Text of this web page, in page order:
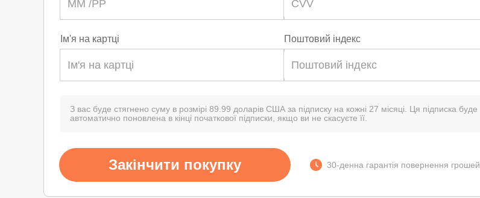
Ім'я на картці Поштовий індекс
З вас буде стягнено суму в розмірі 89.99 доларів США за підписку на кожні 27 місяці. Ця підписка буде
автоматично поновлена в кінці початкової підписки, якщо ви не скасуєте її.
Закінчити покупку 30-денна гарантія повернення грошей